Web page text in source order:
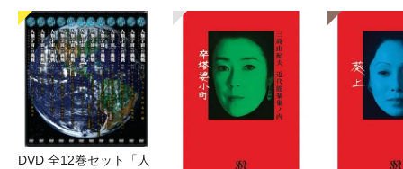
DVD 全12巻セット「人